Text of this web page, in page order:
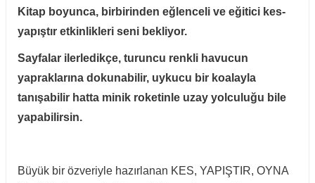
Kitap boyunca, birbirinden eğlenceli ve eğitici kes-
yapıştır etkinlikleri seni bekliyor.
Sayfalar ilerledikçe, turuncu renkli havucun
yapraklarına dokunabilir, uykucu bir koalayla
tanışabilir hatta minik roketinle uzay yolculuğu bile
yapabilirsin.
Büyük bir özveriyle hazırlanan KES, YAPIŞTIR, OYNA